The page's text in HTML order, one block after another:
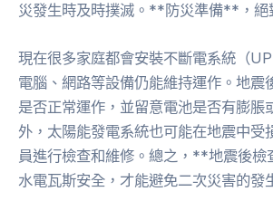
災發生時及時撲滅。**防災準備**，絕
現在很多家庭都會安裝不斷電系統（
電腦、網路等設備仍能維持運作。地震
是否正常運作，並留意電池是否有膨脹
外，太陽能發電系統也可能在地震中受
員進行檢查和維修。總之，**地震後
水電瓦斯安全，才能避免二次災害的發